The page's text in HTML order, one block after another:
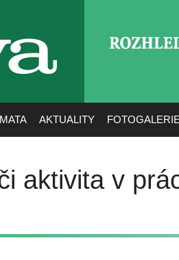
AKTUALITY
aktivita v